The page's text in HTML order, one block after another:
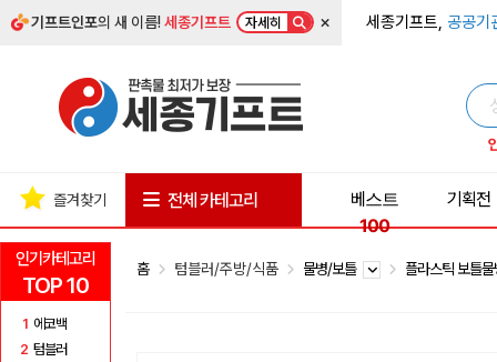
기프트인포의 새 이름!세종기프트 자세히 × 세종기프트, 공공기
인기카테고리
TOP 10
1 에코백
2 텀블러
즐겨찾기 전체 카테고리
베스트
100
기획전
홈 텀블러/주방/식품 물병/보틀 플라스틱 보틀